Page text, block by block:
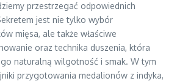
przestrzegać odpowiednich
jest nie tylko wybór
mięsa, ale także właściwe
oraz technika duszenia, która
naturalną wilgotność i smak. W tym
przygotowania medalionów z indyka,